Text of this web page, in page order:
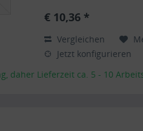
€ 10,36 *
Vergleichen
Jetzt konfigurieren
daher Lieferzeit ca. 5 - 10